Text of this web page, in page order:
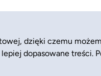
dzięki czemu
dopasowane treści.